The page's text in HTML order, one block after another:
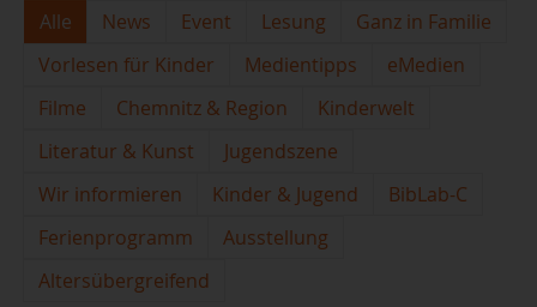
Alle News Event Lesung
Ganz in Familie
Vorlesen für Kinder
Medientipps
eMedien
Filme
Chemnitz & Region
Kinderwelt
Literatur & Kunst
Jugendszene
Wir informieren
Kinder & Jugend
BibLab-C
Ferienprogramm
Ausstellung
Altersübergreifend